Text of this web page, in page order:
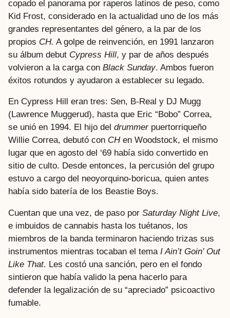
copado el panorama por raperos latinos de peso, como
Kid Frost, considerado en la actualidad uno de los más
grandes representantes del género, a la par de los
propios CH. A golpe de reinvención, en 1991 lanzaron
su álbum debut Cypress Hill, y par de años después
volvieron a la carga con Black Sunday. Ambos fueron
éxitos rotundos y ayudaron a establecer su legado.
En Cypress Hill eran tres: Sen, B-Real y DJ Mugg
(Lawrence Muggerud), hasta que Eric “Bobo” Correa,
se unió en 1994. El hijo del drummerpuertorriqueño
Willie Correa, debutó con CH en Woodstock, el mismo
lugar que en agosto del ‘69 había sido convertido en
sitio de culto. Desde entonces, la percusión del grupo
estuvo a cargo del neoyorquino-boricua, quien antes
había sido batería de los Beastie Boys.
Cuentan que una vez, de paso por Saturday Night Live,
e imbuidos de cannabis hasta los tuétanos, los
miembros de la banda terminaron haciendo trizas sus
instrumentos mientras tocaban el tema I Ain’t Goin’ Out
Like That. Les costó una sanción, pero en el fondo
sintieron que había valido la pena hacerlo para
defender la legalización de su “apreciado” psicoactivo
fumable.